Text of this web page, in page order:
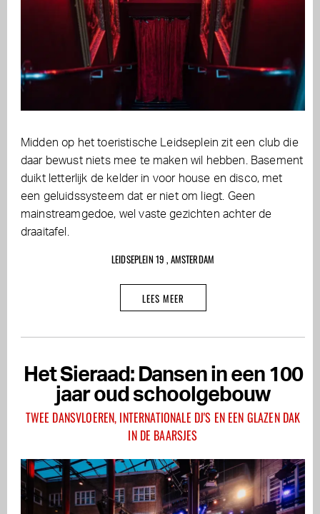
Midden op het toeristische Leidseplein zit een club die
daar bewust niets mee te maken wil hebben. Basement
duikt letterlijk de kelder in voor house en disco, met
een geluidssysteem dat er niet om liegt. Geen
mainstreamgedoe, wel vaste gezichten achter de
draaitafel.
LEIDSEPLEIN 19 , AMSTERDAM
LEES MEER
Het Sieraad: Dansen in een 100
jaar oud schoolgebouw
TWEE DANSVLOEREN, INTERNATIONALE DJ'S EN EEN GLAZEN DAK
IN DE BAARSJES